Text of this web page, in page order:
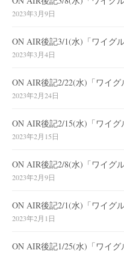
2023年3月9日
ON AIR後記3/1(水)「ワイグ
2023年3月4日
ON AIR後記2/22(水)「ワイ
2023年2月24日
ON AIR後記2/15(水)「ワイ
2023年2月15日
ON AIR後記2/8(水)「ワイグ
2023年2月9日
ON AIR後記2/1(水)「ワイグ
2023年2月1日
ON AIR後記1/25(水)「ワイ